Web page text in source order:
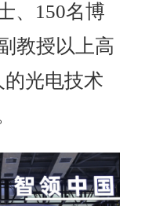
、150名博
教授以上高
光电技术